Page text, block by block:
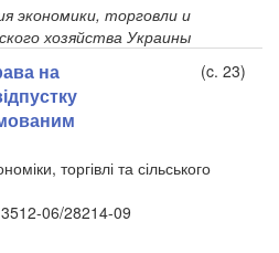
экономики, торговли и
хозяйства Украины
на
(c. 23)
торгівлі та сільського
06/28214-09